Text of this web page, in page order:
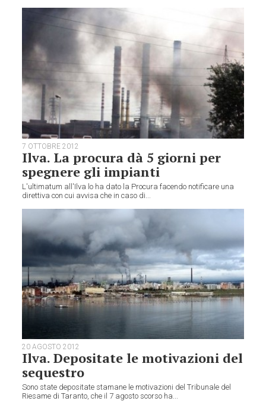
7 OTTOBRE 2012
Ilva. La procura dà 5 giorni per
spegnere gli impianti
L'ultimatum all'Ilva lo ha dato la Procura facendo notificare una
direttiva con cui avvisa che in caso di...
20 AGOSTO 2012
Ilva. Depositate le motivazioni del
sequestro
Sono state depositate stamane le motivazioni del Tribunale del
Riesame di Taranto, che il 7 agosto scorso ha...